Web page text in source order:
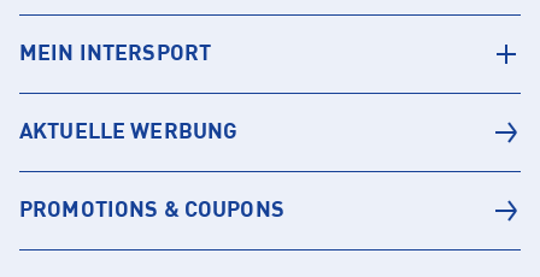
MEIN INTERSPORT
AKTUELLE WERBUNG
PROMOTIONS & COUPONS